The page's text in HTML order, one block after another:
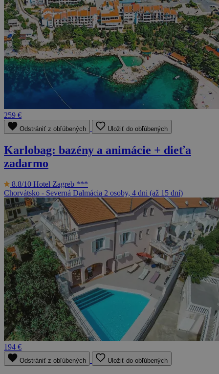
259 €
Odstrániť z obľúbených Uložiť do obľúbených
Karlobag: bazény a animácie + dieťa
zadarmo
8.8/10 Hotel Zagreb ***
Chorvátsko - Severná Dalmácia 2 osoby, 4 dni (až 15 dní)
194 €
Odstrániť z obľúbených Uložiť do obľúbených